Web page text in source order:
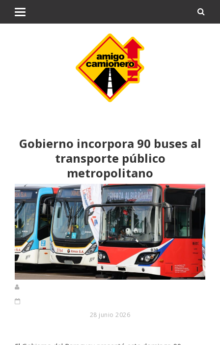
Gobierno incorpora 90 buses al
transporte público
metropolitano
28 junio 2026